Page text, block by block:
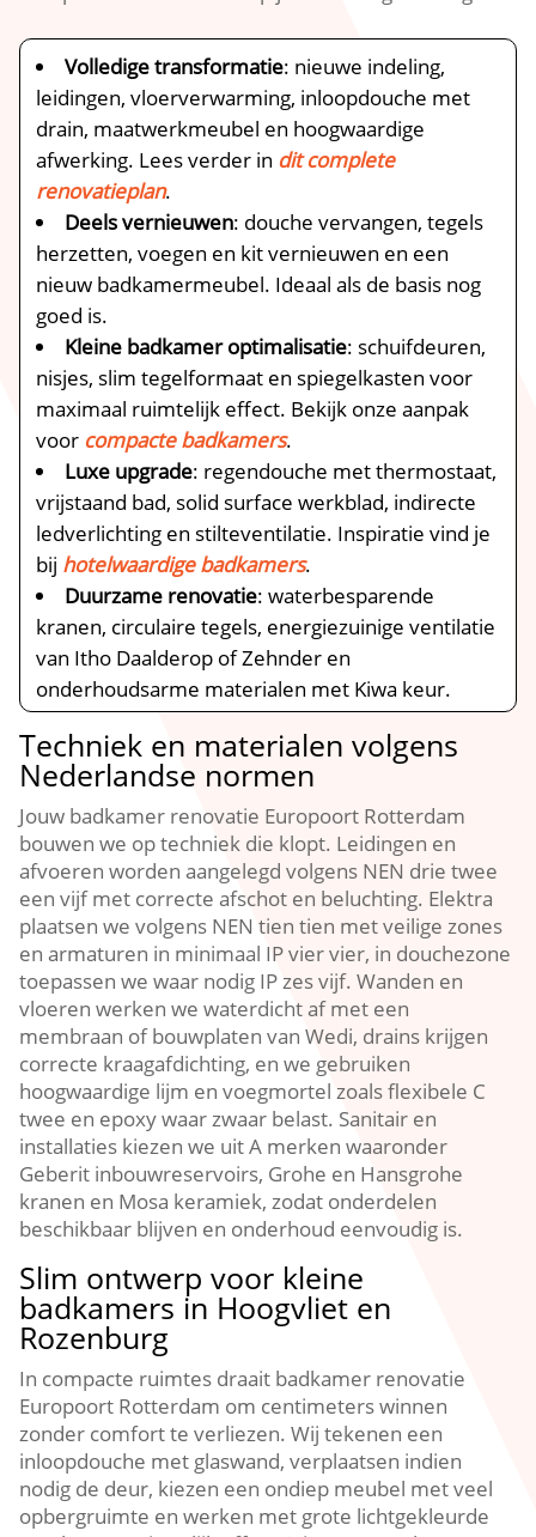
Volledige transformatie: nieuwe indeling,
leidingen, vloerverwarming, inloopdouche met
drain, maatwerkmeubel en hoogwaardige
afwerking.​ Lees verder in dit complete
renovatieplan.​
Deels vernieuwen: douche vervangen, tegels
herzetten, voegen en kit vernieuwen en een
nieuw badkamermeubel.​ Ideaal als de basis nog
goed is.​
Kleine badkamer optimalisatie: schuifdeuren,
nisjes, slim tegelformaat en spiegelkasten voor
maximaal ruimtelijk effect.​ Bekijk onze aanpak
voor compacte badkamers.​
Luxe upgrade: regendouche met thermostaat,
vrijstaand bad, solid surface werkblad, indirecte
ledverlichting en stilteventilatie.​ Inspiratie vind je
bij hotelwaardige badkamers.​
Duurzame renovatie: waterbesparende
kranen, circulaire tegels, energiezuinige ventilatie
van Itho Daalderop of Zehnder en
onderhoudsarme materialen met Kiwa keur.​
Techniek en materialen volgens
Nederlandse normen
Jouw badkamer renovatie Europoort Rotterdam
bouwen we op techniek die klopt.​ Leidingen en
afvoeren worden aangelegd volgens NEN drie twee
een vijf met correcte afschot en beluchting.​ Elektra
plaatsen we volgens NEN tien tien met veilige zones
en armaturen in minimaal IP vier vier, in douchezone
toepassen we waar nodig IP zes vijf.​ Wanden en
vloeren werken we waterdicht af met een
membraan of bouwplaten van Wedi, drains krijgen
correcte kraagafdichting, en we gebruiken
hoogwaardige lijm en voegmortel zoals flexibele C
twee en epoxy waar zwaar belast.​ Sanitair en
installaties kiezen we uit A merken waaronder
Geberit inbouwreservoirs, Grohe en Hansgrohe
kranen en Mosa keramiek, zodat onderdelen
beschikbaar blijven en onderhoud eenvoudig is.​
Slim ontwerp voor kleine
badkamers in Hoogvliet en
Rozenburg
In compacte ruimtes draait badkamer renovatie
Europoort Rotterdam om centimeters winnen
zonder comfort te verliezen.​ Wij tekenen een
inloopdouche met glaswand, verplaatsen indien
nodig de deur, kiezen een ondiep meubel met veel
opbergruimte en werken met grote lichtgekleurde